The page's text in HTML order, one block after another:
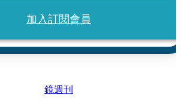
加入訂閱會員
鏡週刊